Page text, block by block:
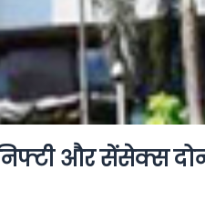
और सेंसेक्स